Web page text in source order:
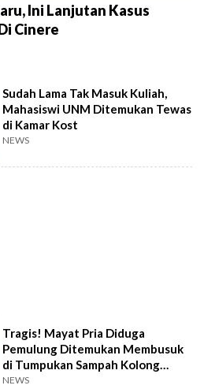
Ini Lanjutan Kasus
Cinere
Sudah Lama Tak Masuk Kuliah,
Mahasiswi UNM Ditemukan Tewas
di Kamar Kost
NEWS
Tragis! Mayat Pria Diduga
Pemulung Ditemukan Membusuk
di Tumpukan Sampah Kolong
Jembatan Jalan Raya Cakung
NEWS